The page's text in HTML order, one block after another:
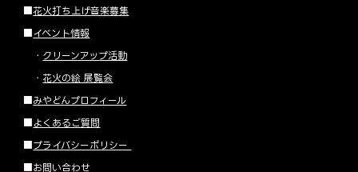
■花火打ち上げ音楽募集
イベント情報
・ クリーンアップ活動
・花火の絵 展覧会
みやどんプロフィール
よくあるご質問
プライバシーポリシー
お問い合わせ